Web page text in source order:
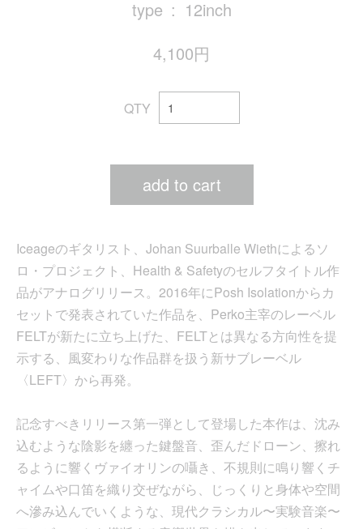
type
12inch
4,100円
QTY
add to cart
Iceageのギタリスト、Johan Suurballe Wiethによるソ
ロ・プロジェクト、Health & Safetyのセルフタイトル作
品がアナログリリース。2016年にPosh Isolationからカ
セットで発表されていた作品を、Perko主宰のレーベル
FELTが新たに立ち上げた、FELTとは異なる方向性を提
示する、風変わりな作品群を扱う新サブレーベル
〈LEFT〉から再発。
記念すべきリリース第一弾として登場した本作は、沈み
込むような陰影を纏った鍵盤音、歪んだドローン、擦れ
るように響くヴァイオリンの囁き、不規則に鳴り響くチ
ャイムや口笛を織り交ぜながら、じっくりと身体や空間
へ滲み込んでいくような、現代クラシカル〜実験音楽〜